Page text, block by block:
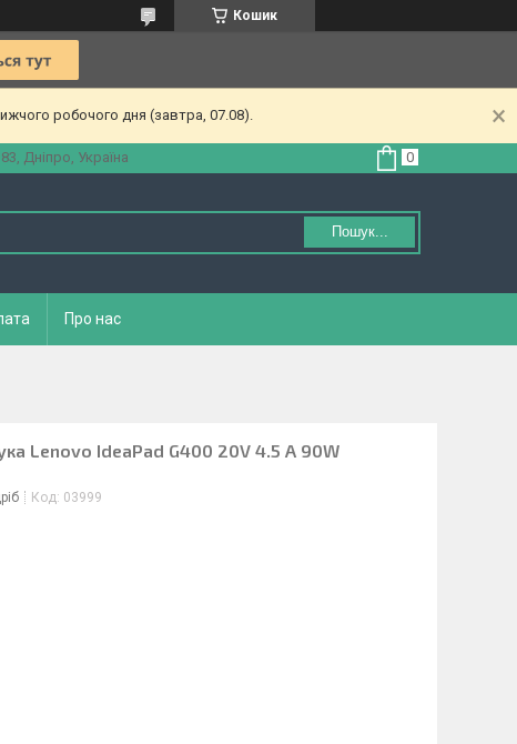
Кошик
робочого дня (завтра, 07.08).
Дніпро, Україна
Пошук...
Про нас
Lenovo IdeaPad G400 20V 4.5 A 90W
Код: 03999